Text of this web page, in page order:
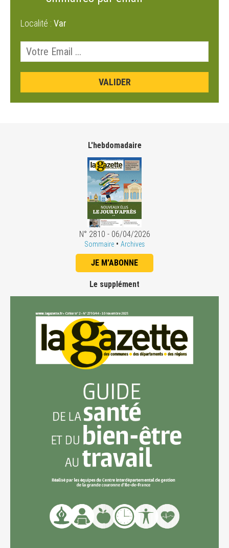
Localité : Var
L'hebdomadaire
N° 2810 - 06/04/2026
Sommaire • Archives
JE M'ABONNE
Le supplément